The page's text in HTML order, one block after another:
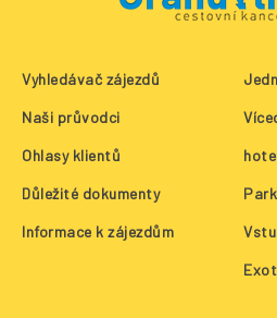
Vyhledávač zájezdů
Naši průvodci
Ohlasy klientů
Důležité dokumenty
Informace k zájezdům